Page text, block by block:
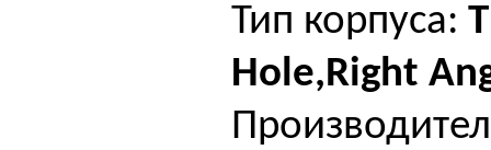
Тип корпуса:
Hole,Right